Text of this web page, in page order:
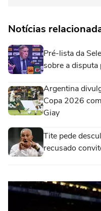
Notícias
Pré-lista da
sobre a disputa
Argentina
Copa 2026
Giay
Tite pede
recusado